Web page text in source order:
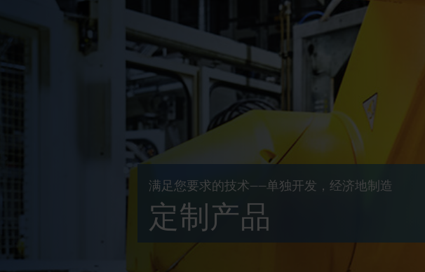
满足您要求的技术——单独开发，经济地制造
定制产品